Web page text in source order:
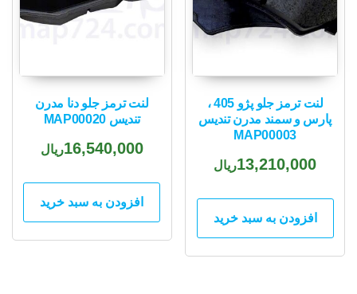
لنت ترمز جلو پژو 405 ،
پارس و سمند مدرن تندیس
MAP00003
13,210,000ریال
افزودن به سبد خرید
لنت ترمز جلو دنا مدرن
تندیس MAP00020
16,540,000ریال
افزودن به سبد خرید